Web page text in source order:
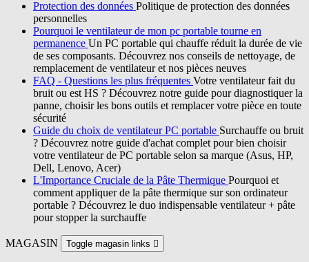
Protection des données Politique de protection des données
personnelles
Pourquoi le ventilateur de mon pc portable tourne en
permanence Un PC portable qui chauffe réduit la durée de vie
de ses composants. Découvrez nos conseils de nettoyage, de
remplacement de ventilateur et nos pièces neuves
FAQ - Questions les plus fréquentes Votre ventilateur fait du
bruit ou est HS ? Découvrez notre guide pour diagnostiquer la
panne, choisir les bons outils et remplacer votre pièce en toute
sécurité
Guide du choix de ventilateur PC portable Surchauffe ou bruit
? Découvrez notre guide d'achat complet pour bien choisir
votre ventilateur de PC portable selon sa marque (Asus, HP,
Dell, Lenovo, Acer)
L'Importance Cruciale de la Pâte Thermique Pourquoi et
comment appliquer de la pâte thermique sur son ordinateur
portable ? Découvrez le duo indispensable ventilateur + pâte
pour stopper la surchauffe
MAGASIN Toggle magasin links 